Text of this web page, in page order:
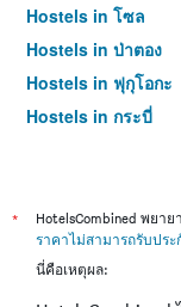
Hostels in โซล
Hostels in ป่าตอง
Hostels in ฟุกุโอกะ
Hostels in กระบี่
Hostels in เซี่ยงไฮ้
Hostels in ไทเป
Hostels in หาดใหญ่
*
HotelsCombined พยา
ราคาไม่สามารถรับประ
นี่คือเหตุผล: